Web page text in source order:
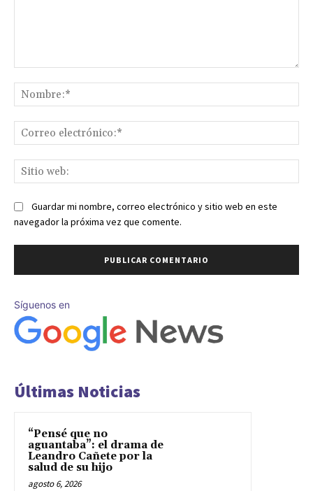
Guardar mi nombre, correo electrónico y sitio web en este
navegador la próxima vez que comente.
Síguenos en
Últimas Noticias
“Pensé que no
aguantaba”: el drama de
Leandro Cañete por la
salud de su hijo
agosto 6, 2026